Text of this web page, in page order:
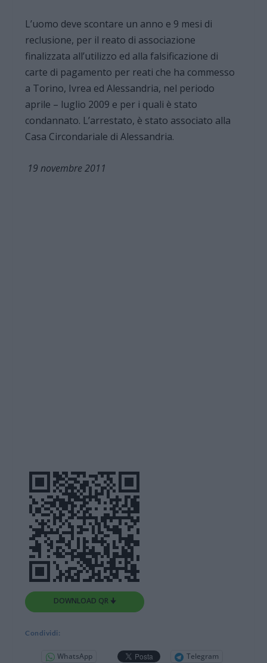
L’uomo deve scontare un anno e 9 mesi di
reclusione, per il reato di associazione
finalizzata all’utilizzo ed alla falsificazione di
carte di pagamento per reati che ha commesso
a Torino, Ivrea ed Alessandria, nel periodo
aprile – luglio 2009 e per i quali è stato
condannato. L’arrestato, è stato associato alla
Casa Circondariale di Alessandria.
19 novembre 2011
DOWNLOAD QR 🠋
Condividi:
WhatsApp
Telegram